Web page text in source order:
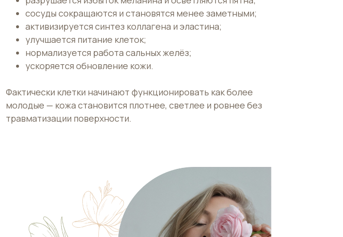
разрушается избыток меланина и осветляются пятна;
сосуды сокращаются и становятся менее заметными;
активизируется синтез коллагена и эластина;
улучшается питание клеток;
нормализуется работа сальных желёз;
ускоряется обновление кожи.
Фактически клетки начинают функционировать как более
молодые — кожа становится плотнее, светлее и ровнее без
травматизации поверхности.